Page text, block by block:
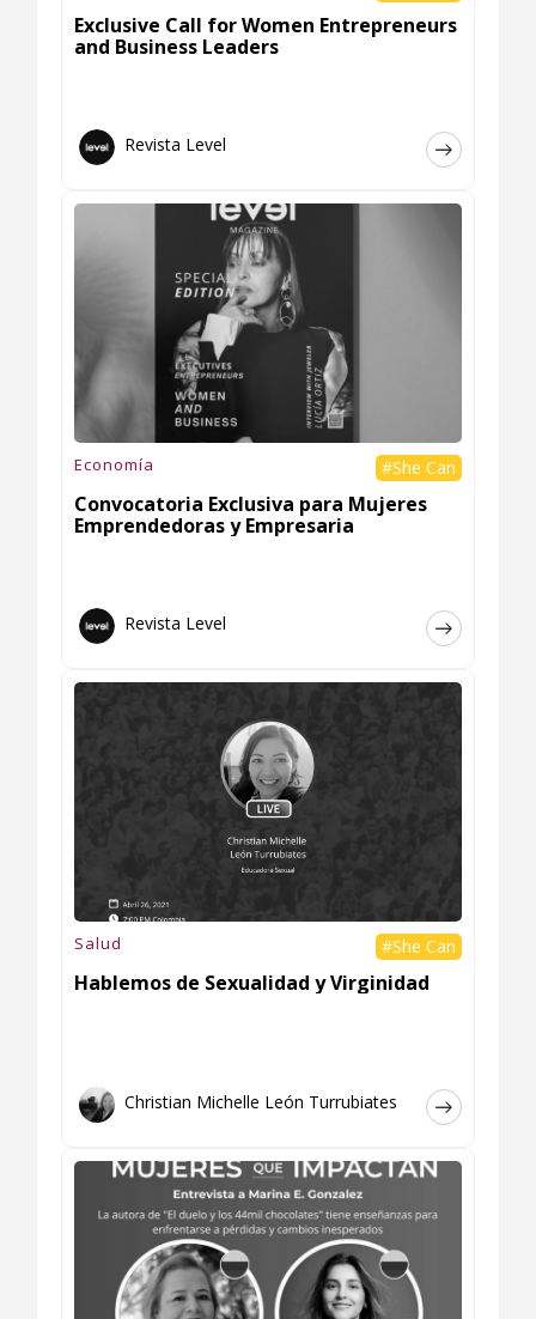
Exclusive Call for Women Entrepreneurs
and Business Leaders
Revista Level
Economía #She Can
Convocatoria Exclusiva para Mujeres
Emprendedoras y Empresaria
Revista Level
Salud #She Can
Hablemos de Sexualidad y Virginidad
Christian Michelle León Turrubiates